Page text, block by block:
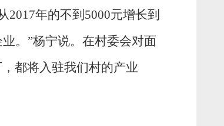
年的不到5000元增长到
。”杨宁说。在村委会对面
都将入驻我们村的产业